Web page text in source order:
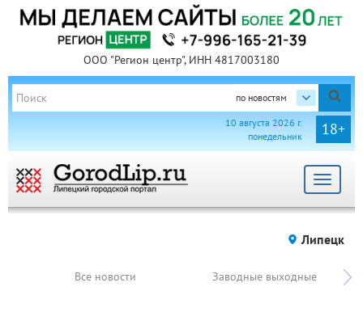
ООО "Регион центр", ИНН 4817003180
по новостям
18+
10 августа 2026 г.
понедельник
Toggle
Липецк
Все новости Заводные выходные